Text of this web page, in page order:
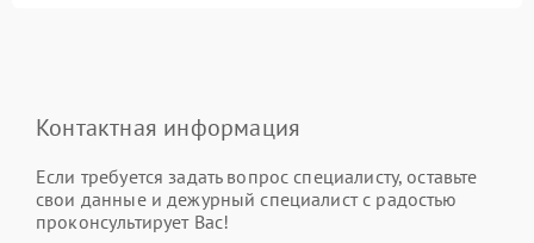
Контактная информация
Если требуется задать вопрос специалисту, оставьте
свои данные и дежурный специалист с радостью
проконсультирует Вас!